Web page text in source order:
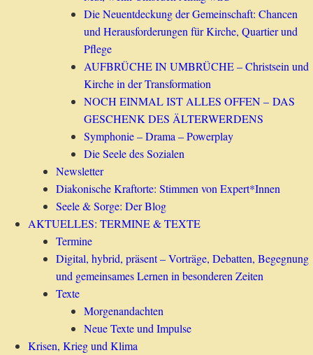
Die Neuentdeckung der Gemeinschaft: Chancen
und Herausforderungen für Kirche, Quartier und
Pflege
AUFBRÜCHE IN UMBRÜCHE – Christsein und
Kirche in der Transformation
NOCH EINMAL IST ALLES OFFEN – DAS
GESCHENK DES ÄLTERWERDENS
Symphonie – Drama – Powerplay
Die Seele des Sozialen
Newsletter
Diakonische Kraftorte: Stimmen von Expert*Innen
Seele & Sorge: Der Blog
AKTUELLES: TERMINE & TEXTE
Termine
Digital, hybrid, präsent – Vorträge, Debatten, Begegnung
und gemeinsames Lernen in besonderen Zeiten
Texte
Morgenandachten
Neue Texte und Impulse
Krisen, Krieg und Klima